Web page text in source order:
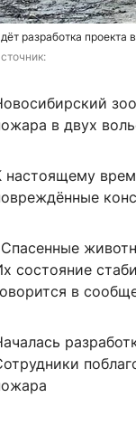
разработка проекта
в двух
настоящему
состояние
в